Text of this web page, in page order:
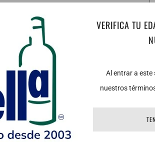
VERIFICA TU
Al entrar a este
nuestros